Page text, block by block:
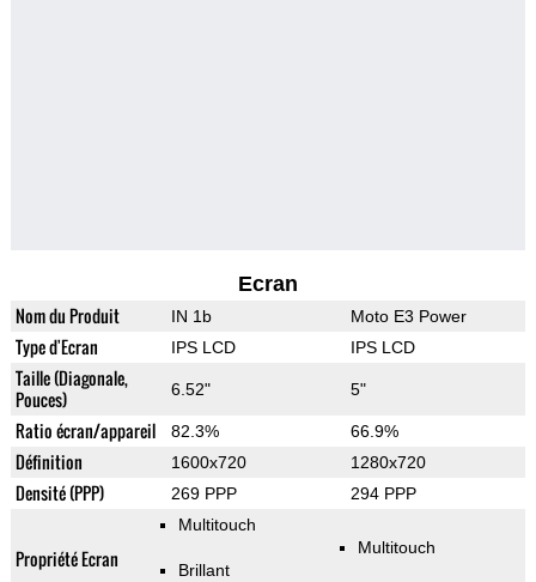
Ecran
Nom du Produit IN 1b Moto E3 Power
Type d'Ecran IPS LCD IPS LCD
Taille (Diagonale,
Pouces)
6.52" 5"
Ratio écran/appareil 82.3% 66.9%
Définition 1600x720 1280x720
Densité (PPP) 269 PPP 294 PPP
Propriété Ecran
Multitouch
Brillant
Multitouch